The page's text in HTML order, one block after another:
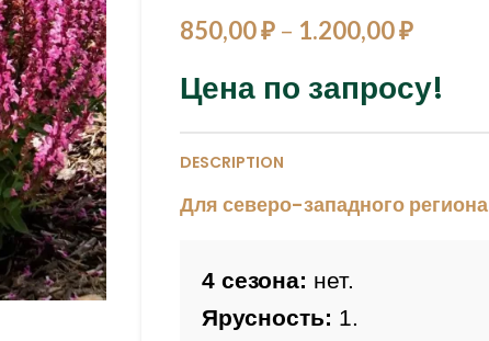
850,00₽ – 1.200,00₽
Цена по запросу!
DESCRIPTION
Для северо-западного региона
4 сезона: нет.
Ярусность: 1.